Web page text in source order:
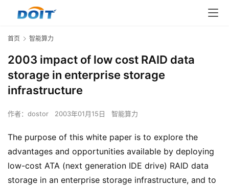
首页 智能算力
2003 impact of low cost RAID data
storage in enterprise storage
infrastructure
作者： dostor 2003年01月15日 智能算力
The purpose of this white paper is to explore the
advantages and opportunities available by deploying
low-cost ATA (next generation IDE drive) RAID data
storage in an enterprise storage infrastructure, and to